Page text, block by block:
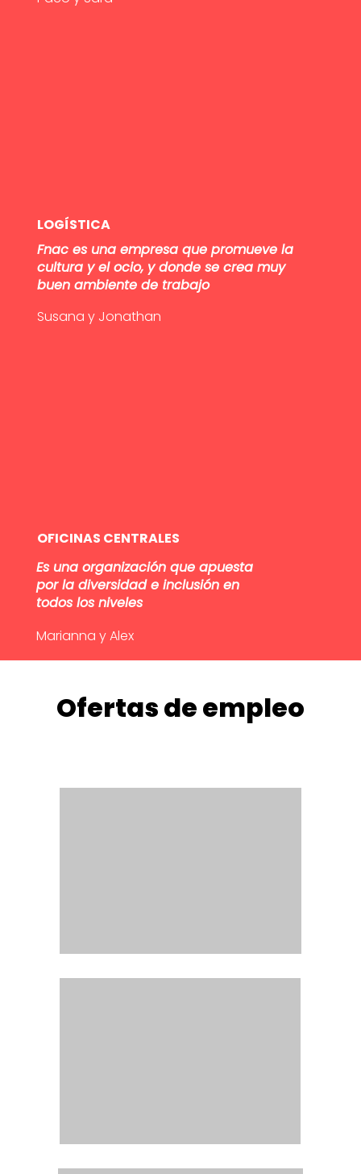
LOGÍSTICA
OFICINAS CENTRALES
Fnac es una empresa que promueve la
cultura y el ocio, y donde se crea muy
buen ambiente de trabajo
Es una organización que apuesta
por la diversidad e inclusión en
todos los niveles
Susana y Jonathan
Marianna y Alex
Ofertas de empleo